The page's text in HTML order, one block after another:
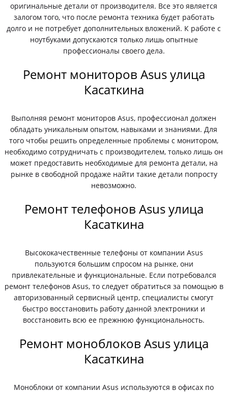
оригинальные детали от производителя. Все это является
залогом того, что после ремонта техника будет работать
долго и не потребует дополнительных вложений. К работе с
ноутбуками допускаются только лишь опытные
профессионалы своего дела.
Ремонт мониторов Asus улица
Касаткина
Выполняя ремонт мониторов Asus, профессионал должен
обладать уникальным опытом, навыками и знаниями. Для
того чтобы решить определенные проблемы с монитором,
необходимо сотрудничать с производителем, только лишь он
может предоставить необходимые для ремонта детали, на
рынке в свободной продаже найти такие детали попросту
невозможно.
Ремонт телефонов Asus улица
Касаткина
Высококачественные телефоны от компании Asus
пользуются большим спросом на рынке, они
привлекательные и функциональные. Если потребовался
ремонт телефонов Asus, то следует обратиться за помощью в
авторизованный сервисный центр, специалисты смогут
быстро восстановить работу данной электроники и
восстановить всю ее прежнюю функциональность.
Ремонт моноблоков Asus улица
Касаткина
Моноблоки от компании Asus используются в офисах по